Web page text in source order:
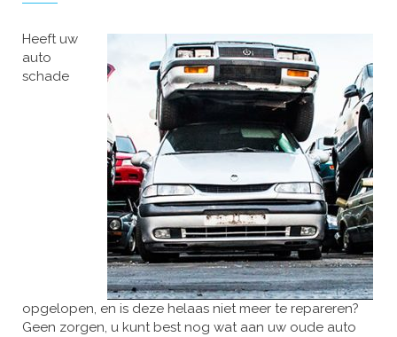
Heeft uw
auto
schade
opgelopen, en is deze helaas niet meer te repareren?
Geen zorgen, u kunt best nog wat aan uw oude auto